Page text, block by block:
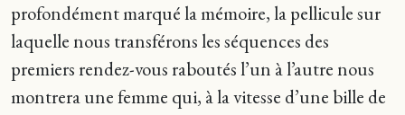
profondément marqué la mémoire, la pellicule sur
laquelle nous transférons les séquences des
premiers rendez-vous raboutés l’un à l’autre nous
montrera une femme qui, à la vitesse d’une bille de